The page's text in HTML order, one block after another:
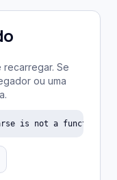
recarregar. Se
ou uma
is not a function